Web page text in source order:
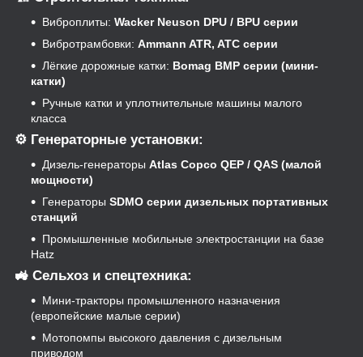
Виброплиты: Wacker Neuson DPU / BPU серии
Вибротрамбовки: Ammann ATR, ATC серии
Лёгкие дорожные катки: Bomag BMP серии (мини-
катки)
Ручные катки и уплотнительные машины малого
класса
⚙️ Генераторные установки:
Дизель-генераторы Atlas Copco QEP / QAS (малой
мощности)
Генераторы SDMO серии дизельных портативных
станций
Промышленные мобильные электростанции на базе
Hatz
🚜 Сельхоз и спецтехника:
Мини-тракторы промышленного назначения
(европейские малые серии)
Мотопомпы высокого давления с дизельным
приводом